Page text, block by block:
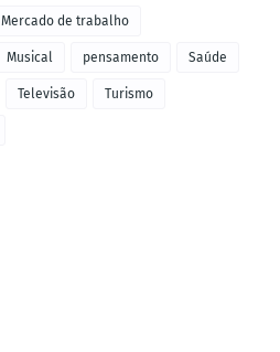
Mercado de trabalho
Musical pensamento Saúde
Televisão Turismo